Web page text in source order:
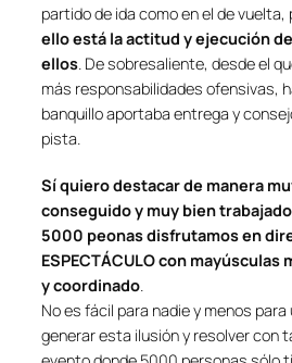
partido de ida como en el de vuelta,
ello está la actitud y ejecución
ellos . De sobresaliente, desde el
más responsabilidades ofensivas,
banquillo aportaba entrega y
pista.
Sí quiero destacar de manera
conseguido y muy bien
5000 peonas disfrutamos en
ESPECTÁCULO con
y coordinado
No es fácil para nadie y menos
generar esta ilusión y resolver con